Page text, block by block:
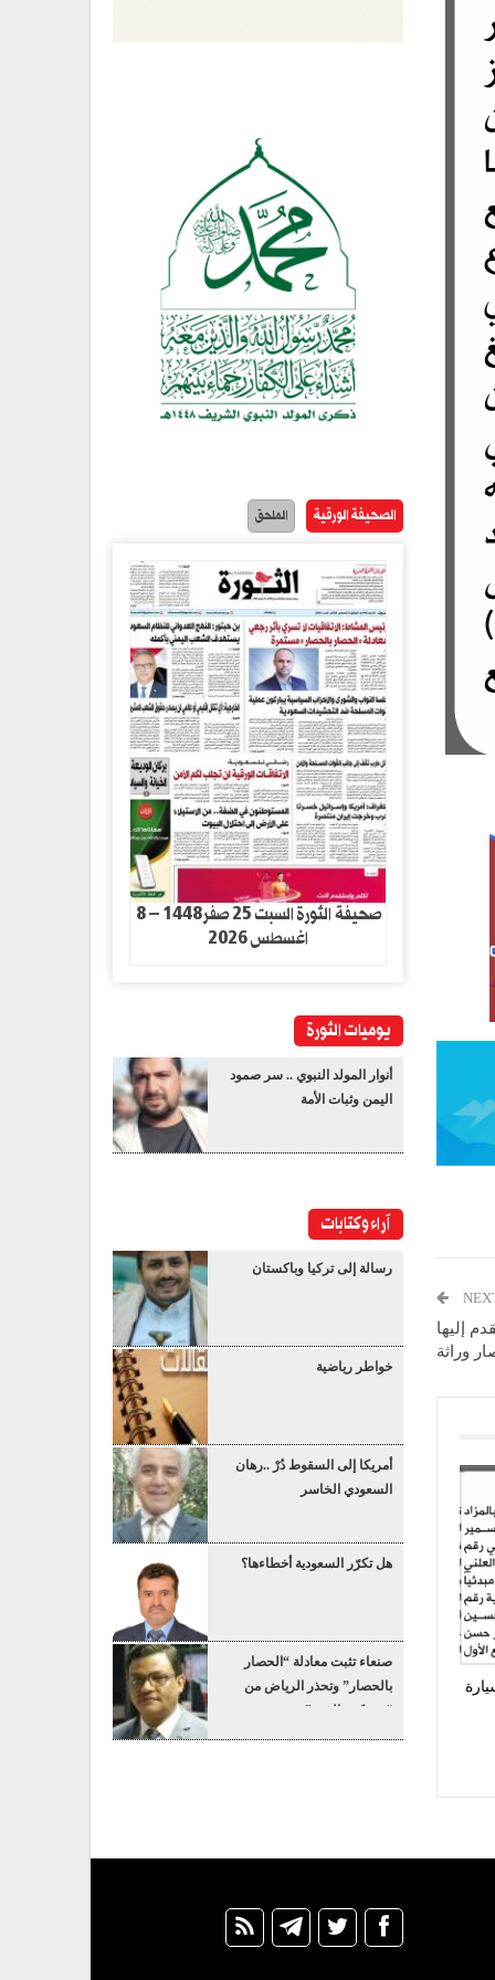
إليها
وراثة
الصحيفة الورقية الملحق
صحيفة الثورة السبت 25 صفر1448 – 8
اغسطس 2026
يوميات الثورة
أنوار المولد النبوي .. سر صمود
اليمن وثبات الأمة
آراء وكتابات
رسالة إلى تركيا وباكستان
خواطر رياضية
أمريكا إلى السقوط دُرْ ..رهان
السعودي الخاسر
هل تكرّر السعودية أخطاءها؟
صنعاء تثبت معادلة “الحصار
بالحصار” وتحذر الرياض من
“عسكرة البحر”